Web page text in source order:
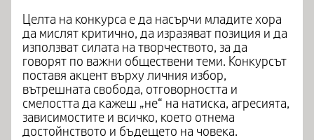
Целта на конкурса е да насърчи младите хора
да мислят критично, да изразяват позиция и да
използват силата на творчеството, за да
говорят по важни обществени теми. Конкурсът
поставя акцент върху личния избор,
вътрешната свобода, отговорността и
смелостта да кажеш „не“ на натиска, агресията,
зависимостите и всичко, което отнема
достойнството и бъдещето на човека.